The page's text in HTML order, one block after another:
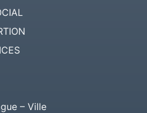
– Ville